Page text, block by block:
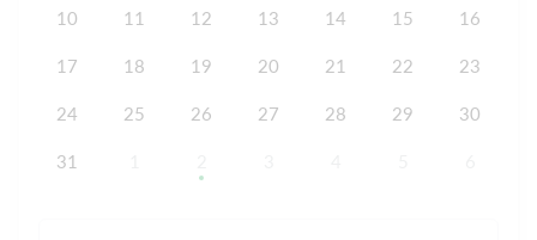
10 11 12 13 14 15 16
17 18 19 20 21 22 23
24 25 26 27 28 29 30
31